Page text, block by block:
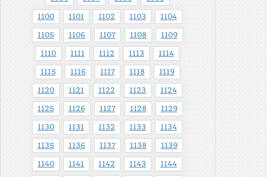
1100 1101 1102 1103 1104
1105 1106 1107 1108 1109
1110 1111 1112 1113 1114
1115 1116 1117 1118 1119
1120 1121 1122 1123 1124
1125 1126 1127 1128 1129
1130 1131 1132 1133 1134
1135 1136 1137 1138 1139
1140 1141 1142 1143 1144